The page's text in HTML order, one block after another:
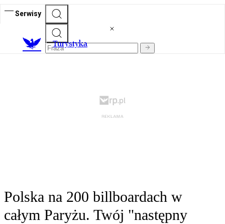
Serwisy
Turystyka
Polska na 200 billboardach w
całym Paryżu. Twój "następny